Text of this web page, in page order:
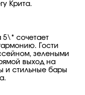
Крита.
5\* сочетает
Гости
зелеными
выход на
и стильные бары